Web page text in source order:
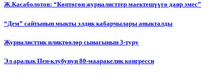
Ж.Касаболотов: “Көптөгөн журналисттер маектешүүгө даяр эмес”
“Дем” сайтынын мыкты элдик кабарчылары аныкталды
Журналисттик иликтөөлөр сынагынын 3-туру
Эл аралык Пен-клубунун 80-мааракелик конгресси